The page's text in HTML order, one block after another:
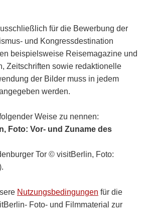
für die Bewerbung der
und Kongressdestination
beispielsweise Reisemagazine und
Zeitschriften sowie redaktionelle
der Bilder muss in jedem
werden.
Weise zu nennen:
Foto: Vor- und Zuname des
Tor © visitBerlin, Foto:
Nutzungsbedingungen für die
Foto- und Filmmaterial zur